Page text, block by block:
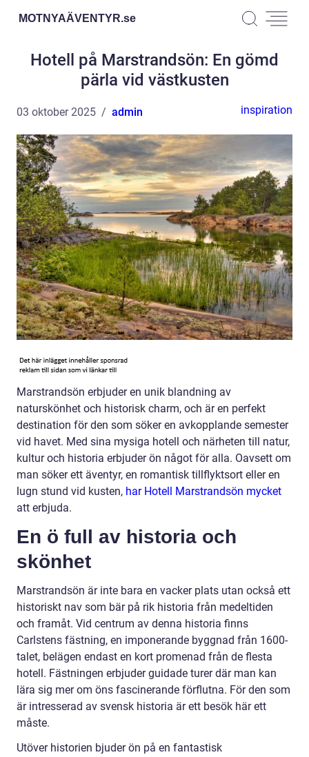
MOTNYAÄVENTYR.se
Hotell på Marstrandsön: En gömd
pärla vid västkusten
03 oktober 2025 admin inspiration
Marstrandsön erbjuder en unik blandning av
naturskönhet och historisk charm, och är en perfekt
destination för den som söker en avkopplande semester
vid havet. Med sina mysiga hotell och närheten till natur,
kultur och historia erbjuder ön något för alla. Oavsett om
man söker ett äventyr, en romantisk tillflyktsort eller en
lugn stund vid kusten, har Hotell Marstrandsön mycket
att erbjuda.
En ö full av historia och
skönhet
Marstrandsön är inte bara en vacker plats utan också ett
historiskt nav som bär på rik historia från medeltiden
och framåt. Vid centrum av denna historia finns
Carlstens fästning, en imponerande byggnad från 1600-
talet, belägen endast en kort promenad från de flesta
hotell. Fästningen erbjuder guidade turer där man kan
lära sig mer om öns fascinerande förflutna. För den som
är intresserad av svensk historia är ett besök här ett
måste.
Utöver historien bjuder ön på en fantastisk